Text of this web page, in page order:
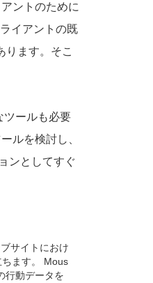
ントのために
イアントの既
ります。そこ
ツールも必要
ルを検討し、
ンとしてすぐ
サイトにおけ
ます。 Mous
行動データを